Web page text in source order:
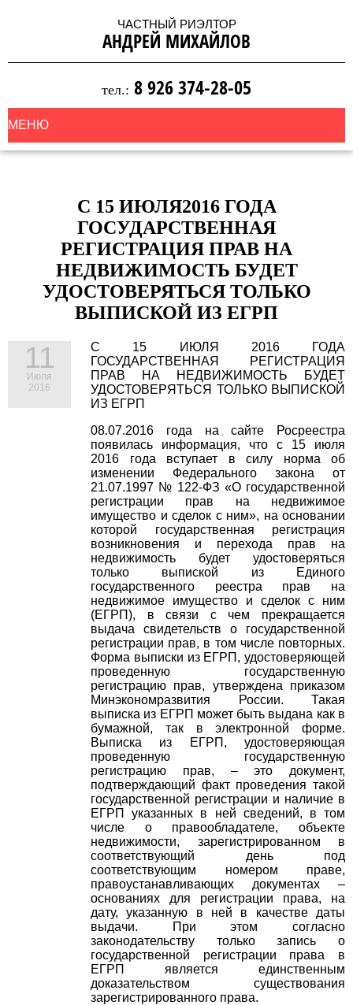
ЧАСТНЫЙ РИЭЛТОР
АНДРЕЙ МИХАЙЛОВ
тел.: 8 926 374-28-05
МЕНЮ
С 15 ИЮЛЯ2016 ГОДА
ГОСУДАРСТВЕННАЯ
РЕГИСТРАЦИЯ ПРАВ НА
НЕДВИЖИМОСТЬ БУДЕТ
УДОСТОВЕРЯТЬСЯ ТОЛЬКО
ВЫПИСКОЙ ИЗ ЕГРП
11
Июля
2016
С 15 ИЮЛЯ 2016 ГОДА
ГОСУДАРСТВЕННАЯ РЕГИСТРАЦИЯ
ПРАВ НА НЕДВИЖИМОСТЬ БУДЕТ
УДОСТОВЕРЯТЬСЯ ТОЛЬКО ВЫПИСКОЙ
ИЗ ЕГРП
08.07.2016 года на сайте Росреестра
появилась информация, что с 15 июля
2016 года вступает в силу норма об
изменении Федерального закона от
21.07.1997 № 122-ФЗ «О государственной
регистрации прав на недвижимое
имущество и сделок с ним», на основании
которой государственная регистрация
возникновения и перехода прав на
недвижимость будет удостоверяться
только выпиской из Единого
государственного реестра прав на
недвижимое имущество и сделок с ним
(ЕГРП), в связи с чем прекращается
выдача свидетельств о государственной
регистрации прав, в том числе повторных.
Форма выписки из ЕГРП, удостоверяющей
проведенную государственную
регистрацию прав, утверждена приказом
Минэкономразвития России. Такая
выписка из ЕГРП может быть выдана как в
бумажной, так в электронной форме.
Выписка из ЕГРП, удостоверяющая
проведенную государственную
регистрацию прав, – это документ,
подтверждающий факт проведения такой
государственной регистрации и наличие в
ЕГРП указанных в ней сведений, в том
числе о правообладателе, объекте
недвижимости, зарегистрированном в
соответствующий день под
соответствующим номером праве,
правоустанавливающих документах –
основаниях для регистрации права, на
дату, указанную в ней в качестве даты
выдачи. При этом согласно
законодательству только запись о
государственной регистрации права в
ЕГРП является единственным
доказательством существования
зарегистрированного права.